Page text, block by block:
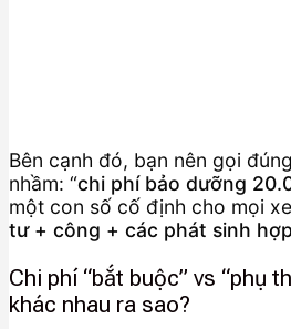
Bên cạnh đó, bạn nên gọi
nhầm: “chi phí bảo dưỡng
một con số cố định cho mọi
tư + công + các phát sinh
Chi phí “bắt buộc” vs “phụ
khác nhau ra sao?